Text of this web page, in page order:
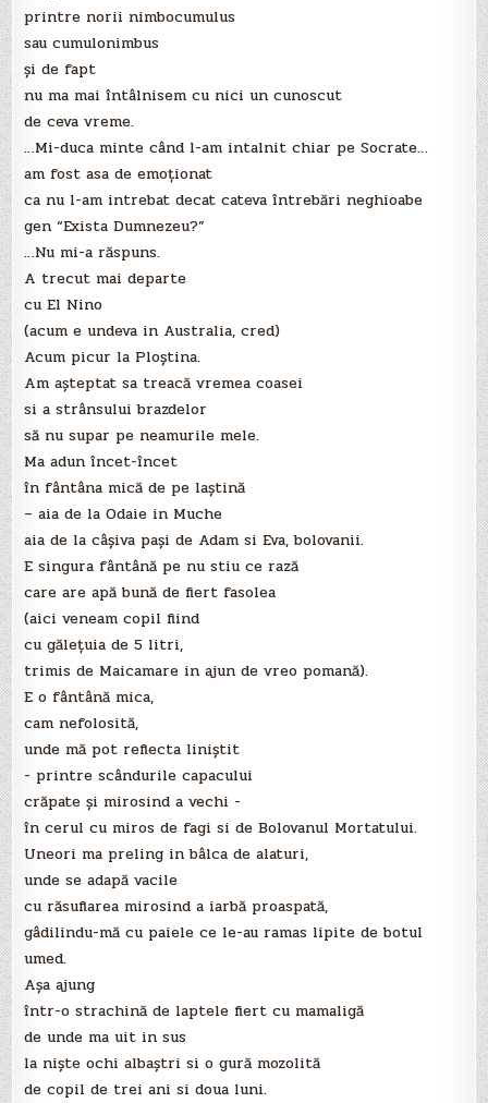
printre norii nimbocumulus
sau cumulonimbus
şi de fapt
nu ma mai întâlnisem cu nici un cunoscut
de ceva vreme.
…Mi-duca minte când l-am intalnit chiar pe Socrate…
am fost asa de emoţionat
ca nu l-am intrebat decat cateva întrebări neghioabe
gen “Exista Dumnezeu?”
…Nu mi-a răspuns.
A trecut mai departe
cu El Nino
(acum e undeva in Australia, cred)
Acum picur la Ploştina.
Am aşteptat sa treacă vremea coasei
si a strânsului brazdelor
să nu supar pe neamurile mele.
Ma adun încet-încet
în fântâna mică de pe laştină
– aia de la Odaie in Muche
aia de la câşiva paşi de Adam si Eva, bolovanii.
E singura fântână pe nu stiu ce rază
care are apă bună de fiert fasolea
(aici veneam copil fiind
cu găleţuia de 5 litri,
trimis de Maicamare in ajun de vreo pomană).
E o fântână mica,
cam nefolosită,
unde mă pot reflecta liniştit
- printre scândurile capacului
crăpate şi mirosind a vechi -
în cerul cu miros de fagi si de Bolovanul Mortatului.
Uneori ma preling in bâlca de alaturi,
unde se adapă vacile
cu răsuflarea mirosind a iarbă proaspată,
gâdilindu-mă cu paiele ce le-au ramas lipite de botul
umed.
Aşa ajung
într-o strachină de laptele fiert cu mamaligă
de unde ma uit in sus
la nişte ochi albaştri si o gură mozolită
de copil de trei ani si doua luni.